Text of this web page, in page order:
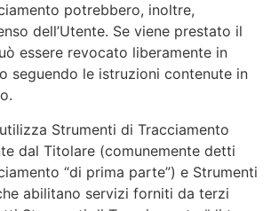
potrebbero, inoltre,
dell’Utente. Se viene prestato il
essere revocato liberamente in
seguendo le istruzioni contenute in
Strumenti di Tracciamento
dal Titolare (comunemente detti
“di prima parte”) e Strumenti
abilitano servizi forniti da terzi